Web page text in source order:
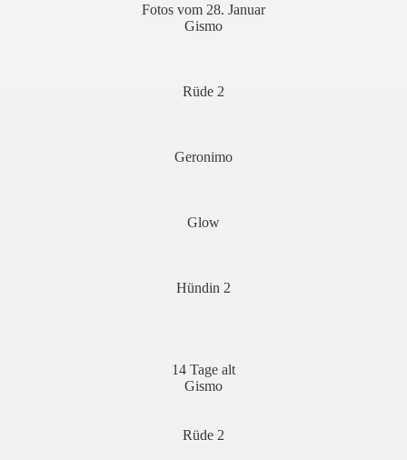
Fotos vom 28. Januar
Gismo
Rüde 2
Geronimo
Glow
Hündin 2
14 Tage alt
Gismo
Rüde 2